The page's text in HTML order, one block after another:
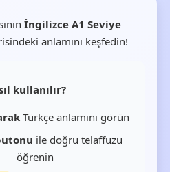
İngilizce A1 Seviye
anlamını keşfedin!
kullanılır?
Türkçe anlamını görün
ile doğru telaffuzu
öğrenin